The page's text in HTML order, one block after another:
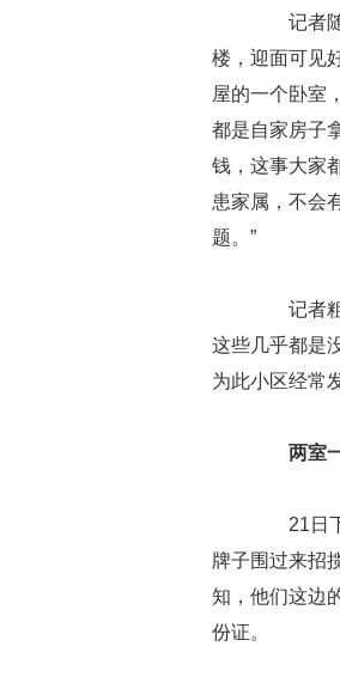
记者随
楼，迎面可见
屋的一个卧室
都是自家房子
钱，这事大家
患家属，不会
题。”
记者粗
这些几乎都是
为此小区经常
两室
21日下
牌子围过来招
知，他们这边
份证。